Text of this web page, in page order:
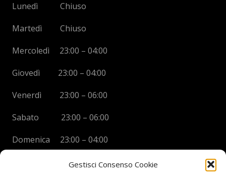
Gestisci Consenso Cookie
Lunedì Chiuso
Martedì Chiuso
Mercoledì 23:00 – 04:00
Giovedì 23:00 – 04:00
Venerdì 23:00 – 06:00
Sabato 23:00 – 06:00
Domenica 23:00 – 04:00